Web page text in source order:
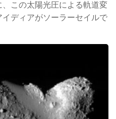
この太陽光圧による軌道変
ディアがソーラーセイルで